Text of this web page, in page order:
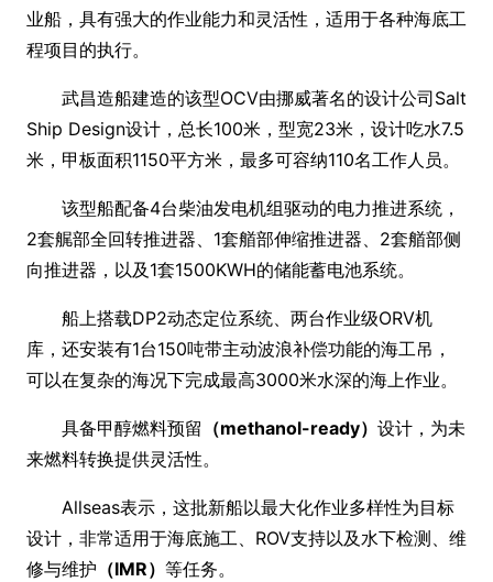
业船，具有强大的作业能力和灵活性，适用于各种海底工
程项目的执行。
武昌造船建造的该型OCV由挪威著名的设计公司Salt
Ship Design设计，总长100米，型宽23米，设计吃水7.5
米，甲板面积1150平方米，最多可容纳110名工作人员。
该型船配备4台柴油发电机组驱动的电力推进系统，
2套艉部全回转推进器、1套艏部伸缩推进器、2套艏部侧
向推进器，以及1套1500KWH的储能蓄电池系统。
船上搭载DP2动态定位系统、两台作业级ORV机
库，还安装有1台150吨带主动波浪补偿功能的海工吊，
可以在复杂的海况下完成最高3000米水深的海上作业。
具备甲醇燃料预留 （methanol-ready） 设计，为未
来燃料转换提供灵活性。
Allseas表示，这批新船以最大化作业多样性为目标
设计，非常适用于海底施工、ROV支持以及水下检测、维
修与维护 （IMR） 等任务。